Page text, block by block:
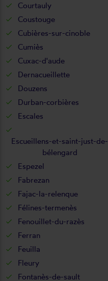
Courtauly
Coustouge
Cubières-sur-cinoble
Cumiès
Cuxac-d'aude
Dernacueillette
Douzens
Durban-corbières
Escales
Escueillens-et-saint-just-de-
bélengard
Espezel
Fabrezan
Fajac-la-relenque
Félines-termenès
Fenouillet-du-razès
Ferran
Feuilla
Fleury
Fontanès-de-sault